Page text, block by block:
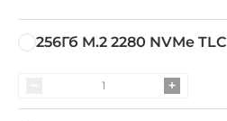
256Гб M.2 2280 NVMe TLC